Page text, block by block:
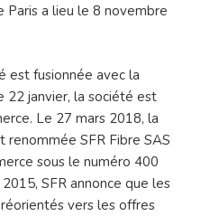
Paris a lieu le 8 novembre
est fusionnée avec la
22 janvier, la société est
Le 27 mars 2018, la
SFR Fibre SAS
sous le numéro 400
SFR annonce que les
vers les offres